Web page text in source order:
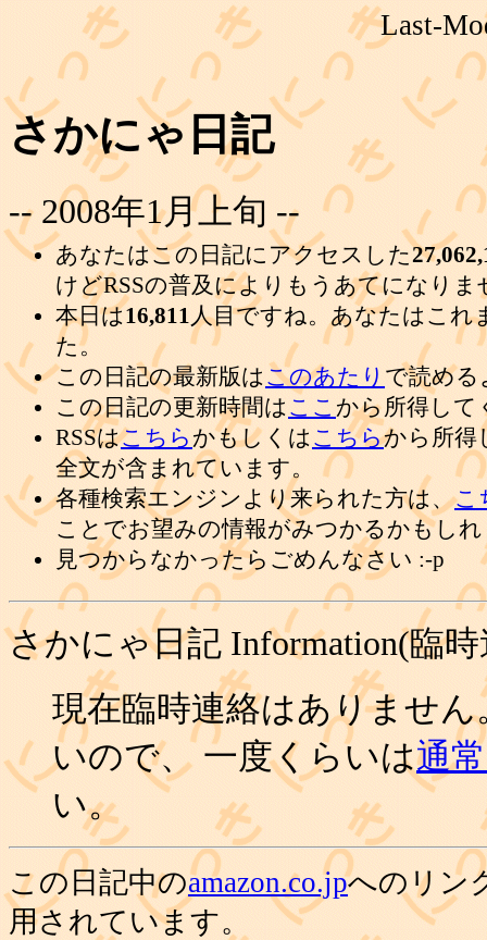
Last-
さかにゃ日記
-- 2008年1月上旬 --
あなたはこの日記にアクセスした
けどRSSの普及によりもうあてになりま
本日は16,811人目ですね。あなたはこれ
た。
この日記の最新版はこのあたり で読める
この日記の更新時間はここ から所得して
RSSはこちら かもしくはこちらから所得
全文が含まれています。
各種検索エンジンより来られた方は、こ
ことでお望みの情報がみつかるかもし
見つからなかったらごめんなさい :-p
さかにゃ日記 Information(臨
現在臨時連絡はありませ
いので、 一度くらいは通
い。
この日記中のamazon.co.jpへのリン
用されています。